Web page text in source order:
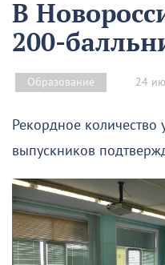
В
200-
Образование 24
Рекордное
выпускников